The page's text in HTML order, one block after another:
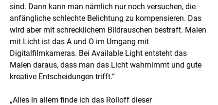
sind. Dann kann man nämlich nur noch versuchen, die
anfängliche schlechte Belichtung zu kompensieren. Das
wird aber mit schrecklichem Bildrauschen bestraft. Malen
mit Licht ist das A und O im Umgang mit
Digitalfilmkameras. Bei Available Light entsteht das
Malen daraus, dass man das Licht wahrnimmt und gute
kreative Entscheidungen trifft.“
„Alles in allem finde ich das Rolloff dieser